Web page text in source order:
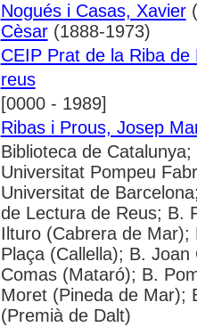
Nogués i Casas, Xavier
Cèsar(1888-1973)
CEIP Prat de la Riba de
reus
[0000 - 1989]
Ribas i Prous, Josep
Biblioteca de
Universitat Pompeu
Universitat de
de Lectura de Reus; B.
Ilturo (Cabrera de Mar);
Plaça (Callella); B.
Comas (Mataró); B.
Moret (Pineda de Mar);
(Premià de Dalt)